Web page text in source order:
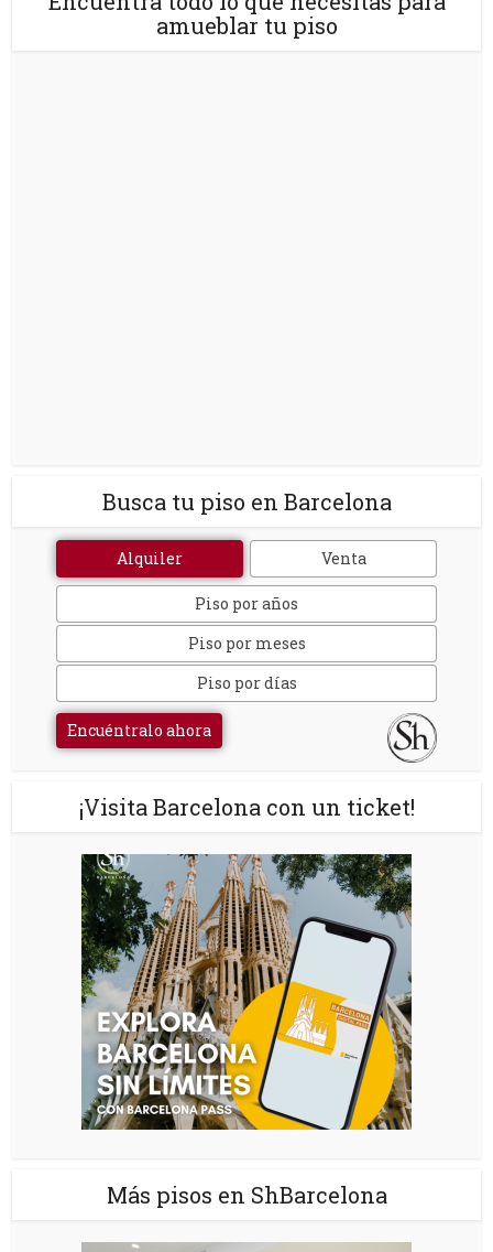
amueblar tu piso
Busca tu piso en Barcelona
Alquiler Venta
Piso por años
Piso por meses
Piso por días
Encuéntralo ahora
¡Visita Barcelona con un ticket!
Más pisos en ShBarcelona